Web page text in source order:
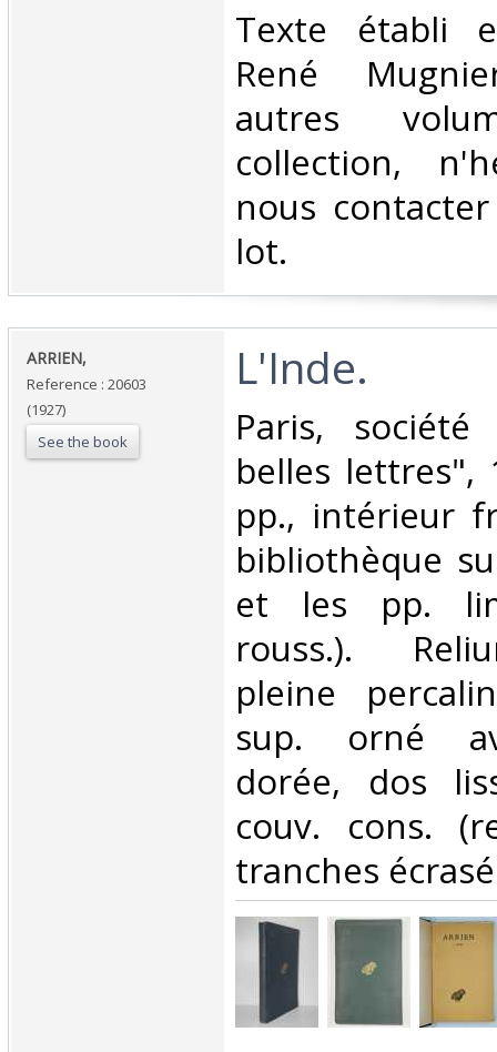
‎Texte établi
René
autres
collection,
nous
lot.‎
‎ARRIEN,‎
Reference : 20603
(1927)
See the book
‎L'Inde.‎
‎Paris,
belles lettres",
pp., intérieur
bibliothèque
et les pp.
rouss.).
pleine
sup. orné
dorée, dos
couv. cons.
tranches